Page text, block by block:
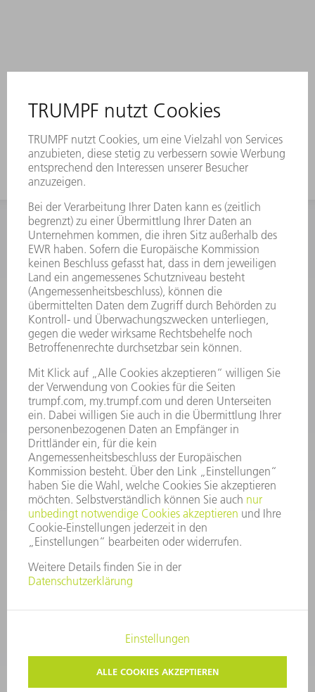
INFORMATION
Häufig gestellte Fragen
Allgemeine Geschäftsbedingungen
KONTAKT
Kundenbetreuung TRUMPF Werkzeugmaschinen
+49 7156 303 33222
Mo - Fr: 07:30 - 17:30 Uhr
Erweiterte Rufbereitschaft per Service App Mo - Fr:
06:30 - 20.00 Uhr Sa: 07:00 - 12:00 Uhr
Kundenbetreuung@trumpf.com
KONTAKT
Service TRUMPF Lasertechnik
+49 7156 303 37444
Mo - Fr: 07:30 - 18:00 Uhr
Additive Manufacturing 07:30 - 17:30 Uhr
spareparts.tld@trumpf.com
COPYRIGHT UND MARKENZEICHEN
NUTZUNGSBEDINGUNGEN
AGB